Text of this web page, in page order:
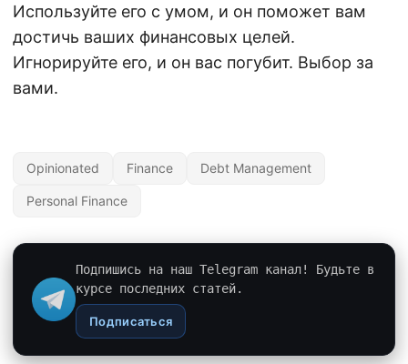
Используйте его с умом, и он поможет вам
достичь ваших финансовых целей.
Игнорируйте его, и он вас погубит. Выбор за
вами.
Opinionated Finance Debt Management
Personal Finance
Подпишись на наш Telegram канал! Будьте в
курсе последних статей.
Подписаться